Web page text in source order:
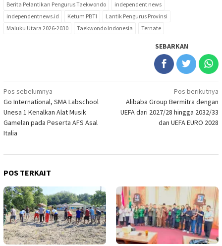
Berita Pelantikan Pengurus Taekwondo
independent news
independentnews.id
Ketum PBTI
Lantik Pengurus Provinsi
Maluku Utara 2026-2030
Taekwondo Indonesia Ternate
SEBARKAN
Navigasi
pos
Pos sebelumnya
Go International, SMA Labschool
Unesa 1 Kenalkan Alat Musik
Gamelan pada Peserta AFS Asal
Italia
Pos berikutnya
Alibaba Group Bermitra dengan
UEFA dari 2027/28 hingga 2032/33
dan UEFA EURO 2028
POS TERKAIT